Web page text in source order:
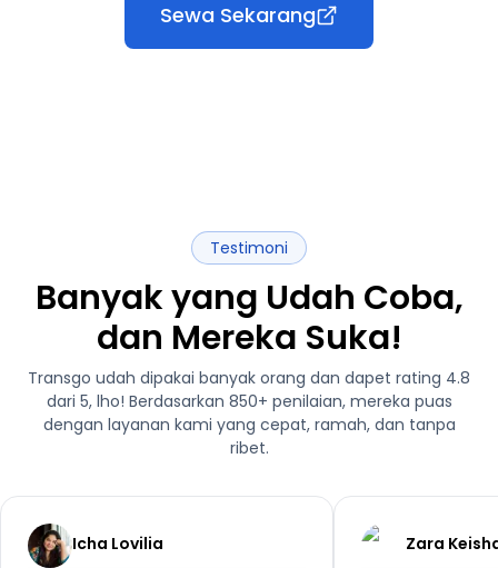
Sewa Sekarang
Testimoni
Banyak yang Udah Coba,
dan Mereka Suka!
Transgo udah dipakai banyak orang dan dapet rating 4.8
dari 5, lho! Berdasarkan 850+ penilaian, mereka puas
dengan layanan kami yang cepat, ramah, dan tanpa
ribet.
Icha Lovilia
Zara